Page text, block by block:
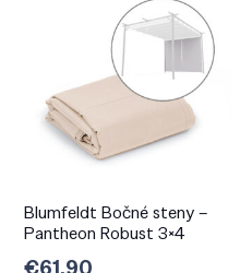
Blumfeldt Bočné steny –
Pantheon Robust 3×4